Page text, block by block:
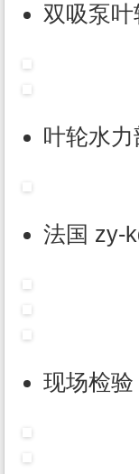
双吸泵
叶轮水力
法国 zy-
现场检验